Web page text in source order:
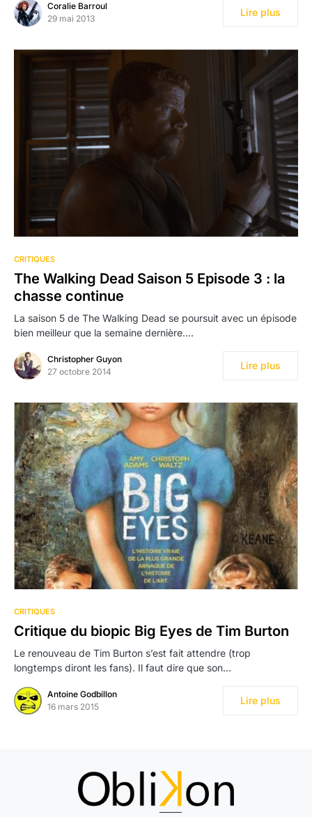
Coralie Barroul
29 mai 2013
Lire plus
CRITIQUES
The Walking Dead Saison 5 Episode 3 : la
chasse continue
La saison 5 de The Walking Dead se poursuit avec un épisode
bien meilleur que la semaine dernière.…
Christopher Guyon
27 octobre 2014
Lire plus
CRITIQUES
Critique du biopic Big Eyes de Tim Burton
Le renouveau de Tim Burton s’est fait attendre (trop
longtemps diront les fans). Il faut dire que son…
Antoine Godbillon
16 mars 2015
Lire plus